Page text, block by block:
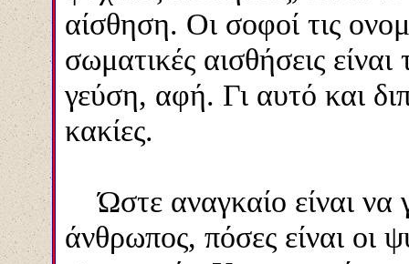
αίσθηση. Οι σοφοί τις
σωματικές αισθήσεις
γεύση, αφή. Γι αυτό και
κακίες.
Ώστε αναγκαίο είναι να
άνθρωπος, πόσες είναι οι